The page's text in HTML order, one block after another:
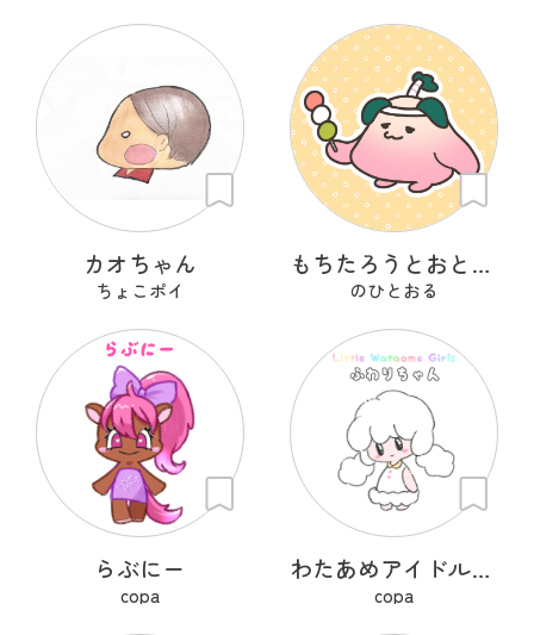
カオちゃん
ちょこポイ
もちたろうとおとももち
のひとおる
らぶにー
copa
わたあめアイドルのふわりちゃん
copa